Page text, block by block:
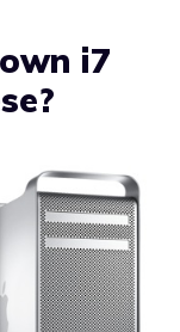
i7